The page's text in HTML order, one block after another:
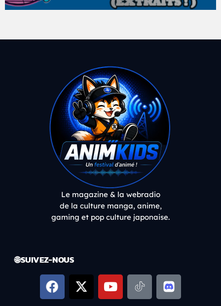
Le magazine & la webradio
de la culture manga, anime,
gaming et pop culture japonaise.
🌐 SUIVEZ-NOUS